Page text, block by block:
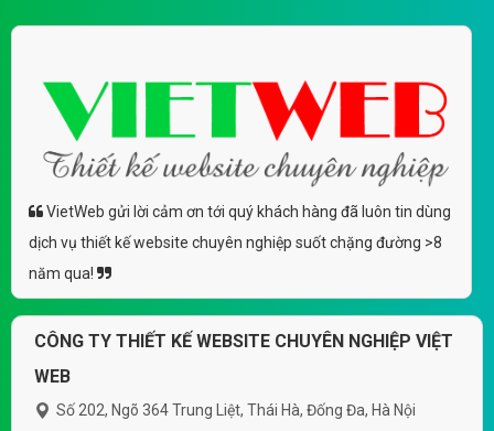
VietWeb gửi lời cảm ơn tới quý khách hàng đã luôn tin dùng
dịch vụ thiết kế website chuyên nghiệp suốt chặng đường >8
năm qua!
CÔNG TY THIẾT KẾ WEBSITE CHUYÊN NGHIỆP VIỆT
WEB
Số 202, Ngõ 364 Trung Liệt, Thái Hà, Đống Đa, Hà Nội